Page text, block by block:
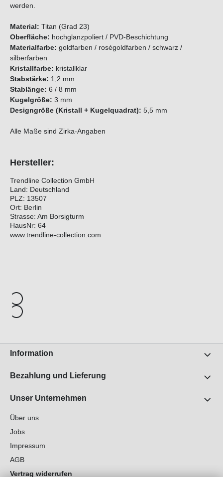
werden.
Material: Titan (Grad 23)
Oberfläche: hochglanzpoliert / PVD-Beschichtung
Materialfarbe: goldfarben / roségoldfarben / schwarz /
silberfarben
Kristallfarbe: kristallklar
Stabstärke: 1,2 mm
Stablänge: 6 / 8 mm
Kugelgröße: 3 mm
Designgröße (Kristall + Kugelquadrat): 5,5 mm
Alle Maße sind Zirka-Angaben
Hersteller:
Trendline Collection GmbH
Land: Deutschland
PLZ: 13507
Ort: Berlin
Strasse: Am Borsigturm
HausNr: 64
www.trendline-collection.com
Information
Bezahlung und Lieferung
Unser Unternehmen
Über uns
Jobs
Impressum
AGB
Vertrag widerrufen